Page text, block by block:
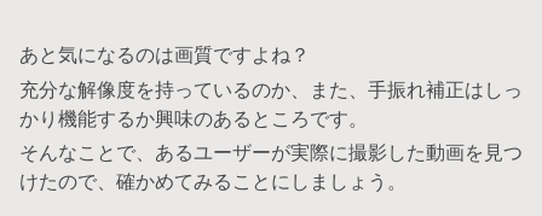
あと気になるのは画質ですよね？
充分な解像度を持っているのか、また、手振れ補正はしっ
かり機能するか興味のあるところです。
そんなことで、あるユーザーが実際に撮影した動画を見つ
けたので、確かめてみることにしましょう。